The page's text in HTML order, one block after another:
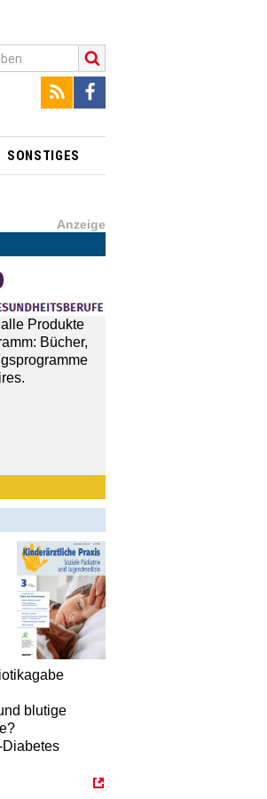
SONSTIGES
Anzeige
Produkte
Bücher,
Sie einfach
blutige
Diabetes